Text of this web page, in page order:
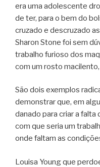
era uma adolescente
de ter, para o bem do
cruzado e descruzado
Sharon Stone foi sem
trabalho furioso dos
com um rosto
São dois exemplos
demonstrar que, em
danado para criar a falta
com que seria um
onde faltam as
Louisa Young que